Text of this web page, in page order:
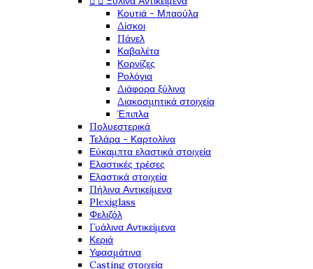
Κουτιά - Μπαούλα
Δίσκοι
Πάνελ
Καβαλέτα
Κορνίζες
Ρολόγια
Διάφορα ξύλινα
Διακοσμητικά στοιχεία
Έπιπλα
Πολυεστερικά
Τελάρα - Καρτολίνα
Εύκαμπτα ελαστικά στοιχεία
Ελαστικές τρέσες
Ελαστικά στοιχεία
Πήλινα Αντικείμενα
Plexiglass
Φελιζόλ
Γυάλινα Αντικείμενα
Κεριά
Υφασμάτινα
Casting στοιχεία